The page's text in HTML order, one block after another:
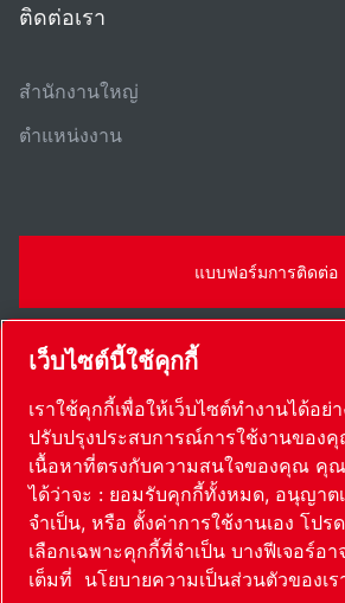
ติดต่อเรา
สํานักงานใหญ่
ตําแหน่งงาน
แบบฟอร์มการติดต่อ
แผนผังเว็บไซต์ตั้งค่าการใช้งานเอง ©
Thailand / TH
เว็บไซต์นี้ใช้คุกกี้
เราใช้คุกกี้เพื่อให้เว็บไซต์ทำงานได้อย่
ปรับปรุงประสบการณ์การใช้งานของ
เนื้อหาที่ตรงกับความสนใจของคุณ คุ
ได้ว่าจะ : ยอมรับคุกกี้ทั้งหมด, อนุญาต
จำเป็น, หรือ ตั้งค่าการใช้งานเอง โปร
เลือกเฉพาะคุกกี้ที่จำเป็น บางฟีเจอร์อ
เต็มที่ นโยบายความเป็นส่วนตัวของเร